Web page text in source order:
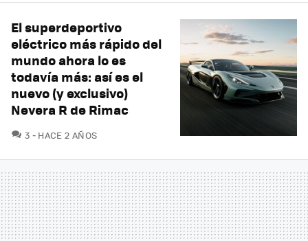
El superdeportivo
eléctrico más rápido del
mundo ahora lo es
todavía más: así es el
nuevo (y exclusivo)
Nevera R de Rimac
3 COMENTARIOS
HACE 2 AÑOS